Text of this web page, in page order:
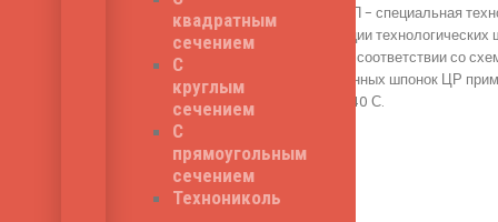
квадратным
сечением
С
круглым
сечением
С
прямоугольным
сечением
Технониколь
Гидроконтур ЦР-240П - специальная
функцию гидроизоляции
происходит в строгом соответствии со
Серия гидроизоляционных шпонок ЦР
гибкости на брусе - -40 С.
500₽
Read More